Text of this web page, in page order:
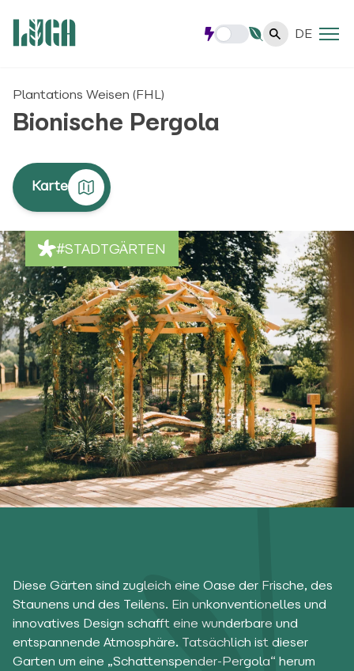
DE
#STADTGÄRTEN
Plantations Weisen (FHL)
Bionische Pergola
Karte
Diese Gärten sind zugleich eine Oase der Frische, des
Staunens und des Teilens. Ein unkonventionelles und
innovatives Design schafft eine wunderbare und
entspannende Atmosphäre. Tatsächlich ist dieser
Garten um eine „Schattenspender-Pergola“ herum